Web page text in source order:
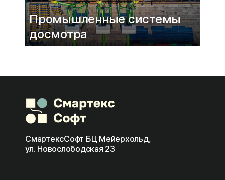
Промышленные системы
досмотра
СмартексСофт БЦ Мейерхольд,
ул. Новослободская 23